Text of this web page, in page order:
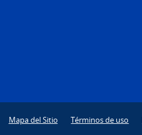
Mapa del Sitio Términos de uso